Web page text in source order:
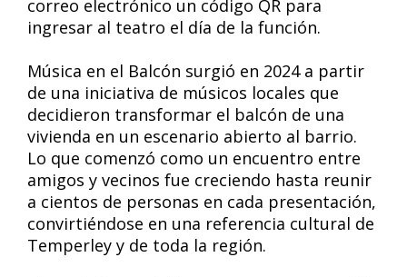
correo electrónico un código QR para
ingresar al teatro el día de la función.
Música en el Balcón surgió en 2024 a partir
de una iniciativa de músicos locales que
decidieron transformar el balcón de una
vivienda en un escenario abierto al barrio.
Lo que comenzó como un encuentro entre
amigos y vecinos fue creciendo hasta reunir
a cientos de personas en cada presentación,
convirtiéndose en una referencia cultural de
Temperley y de toda la región.